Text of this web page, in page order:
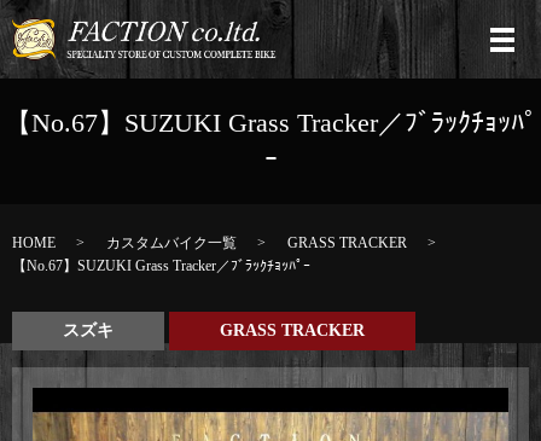
【No.67】SUZUKI Grass Tracker／ﾌﾞﾗｯｸﾁｮｯﾊﾟ
ｰ
HOME カスタムバイク一覧
GRASS TRACKER
【No.67】SUZUKI Grass Tracker／ﾌﾞﾗｯｸﾁｮｯﾊﾟｰ
スズキ GRASS TRACKER